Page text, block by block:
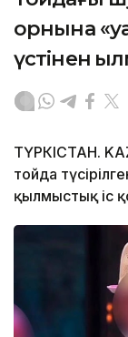
орнына
үстінен
ТҮРКІСТАН.
тойда
қылмыстық іс